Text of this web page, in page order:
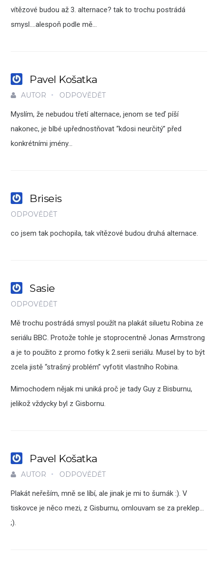
vítězové budou až 3. alternace? tak to trochu postrádá
smysl….alespoň podle mě…
Pavel Košatka
AUTOR ODPOVĚDĚT
Myslím, že nebudou třetí alternace, jenom se teď píší
nakonec, je blbé upřednostňovat “kdosi neurčitý” před
konkrétními jmény…
Briseis
ODPOVĚDĚT
co jsem tak pochopila, tak vítězové budou druhá alternace.
Sasie
ODPOVĚDĚT
Mě trochu postrádá smysl použít na plakát siluetu Robina ze
seriálu BBC. Protože tohle je stoprocentně Jonas Armstrong
a je to použito z promo fotky k 2.serii seriálu. Musel by to být
zcela jistě “strašný problém” vyfotit vlastního Robina.
Mimochodem nějak mi uniká proč je tady Guy z Bisburnu,
jelikož vždycky byl z Gisbornu.
Pavel Košatka
AUTOR ODPOVĚDĚT
Plakát neřeším, mně se líbí, ale jinak je mi to šumák :). V
tiskovce je něco mezi, z Gisburnu, omlouvam se za preklep…
;).